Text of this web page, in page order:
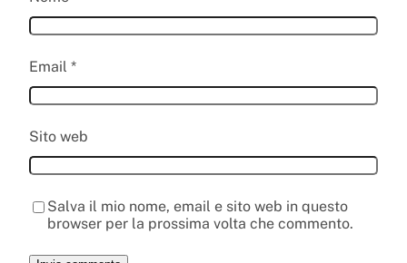
Email *
Sito web
Salva il mio nome, email e sito web in questo
browser per la prossima volta che commento.